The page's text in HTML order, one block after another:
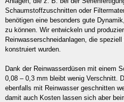
Schaumstoffzuschnitten oder
benötigen eine besonders gute
zu können. Wir entwickeln und
Reinwasserschneidanlagen, die
konstruiert wurden.
Dank der Reinwasserdüsen mit einem
0,08 – 0,3 mm bleibt wenig Verschnitt.
ebenfalls mit Reinwasser geschnitten
damit auch Kosten lassen sich aber